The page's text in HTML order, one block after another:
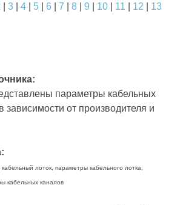
3| 4| 5| 6 7 8| 9 10| 11 12 13
параметры кабельных
зависимости от производителя и
лоток, параметры кабельного лотка,
кабельных каналов